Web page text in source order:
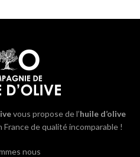
vous propose de l’huile d’olive
de qualité incomparable !
nous